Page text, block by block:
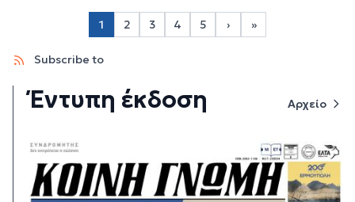
Σελιδοποίηση
1 Page 2
2 Page 3
3 Page 4
4 Page 5
5
Next page
›
Last page
»
Subscribe to
Έντυπη έκδοση Αρχείο